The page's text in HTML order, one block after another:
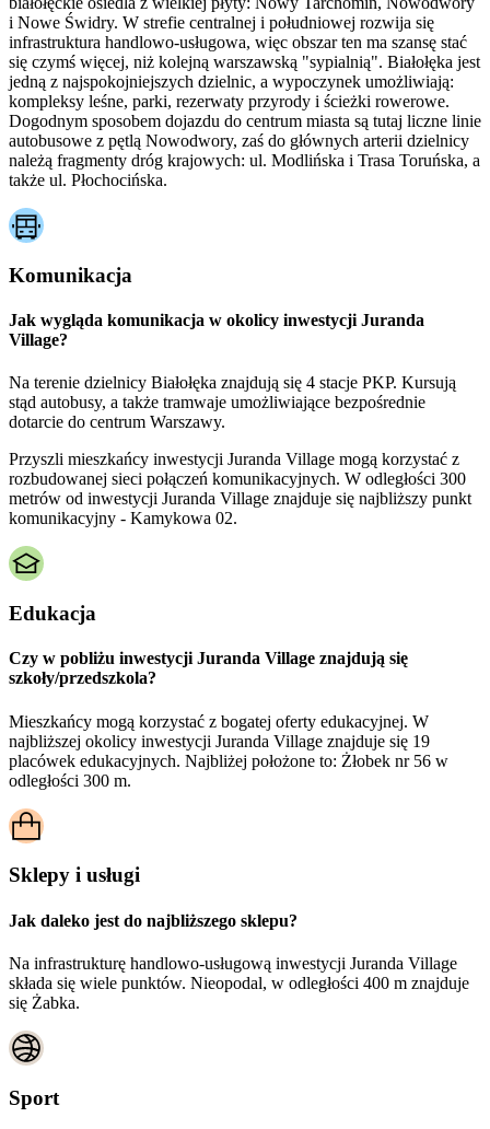
i Nowe Świdry. W strefie centralnej i południowej rozwija się
infrastruktura handlowo-usługowa, więc obszar ten ma szansę stać
się czymś więcej, niż kolejną warszawską "sypialnią". Białołęka jest
jedną z najspokojniejszych dzielnic, a wypoczynek umożliwiają:
kompleksy leśne, parki, rezerwaty przyrody i ścieżki rowerowe.
Dogodnym sposobem dojazdu do centrum miasta są tutaj liczne linie
autobusowe z pętlą Nowodwory, zaś do głównych arterii dzielnicy
należą fragmenty dróg krajowych: ul. Modlińska i Trasa Toruńska, a
także ul. Płochocińska.
Komunikacja
Jak wygląda komunikacja w okolicy inwestycji Juranda
Village?
Na terenie dzielnicy Białołęka znajdują się 4 stacje PKP. Kursują
stąd autobusy, a także tramwaje umożliwiające bezpośrednie
dotarcie do centrum Warszawy.
Przyszli mieszkańcy inwestycji Juranda Village mogą korzystać z
rozbudowanej sieci połączeń komunikacyjnych. W odległości 300
metrów od inwestycji Juranda Village znajduje się najbliższy punkt
komunikacyjny - Kamykowa 02.
Edukacja
Czy w pobliżu inwestycji Juranda Village znajdują się
szkoły/przedszkola?
Mieszkańcy mogą korzystać z bogatej oferty edukacyjnej. W
najbliższej okolicy inwestycji Juranda Village znajduje się 19
placówek edukacyjnych. Najbliżej położone to: Żłobek nr 56 w
odległości 300 m.
Sklepy i usługi
Jak daleko jest do najbliższego sklepu?
Na infrastrukturę handlowo-usługową inwestycji Juranda Village
składa się wiele punktów. Nieopodal, w odległości 400 m znajduje
się Żabka.
Sport